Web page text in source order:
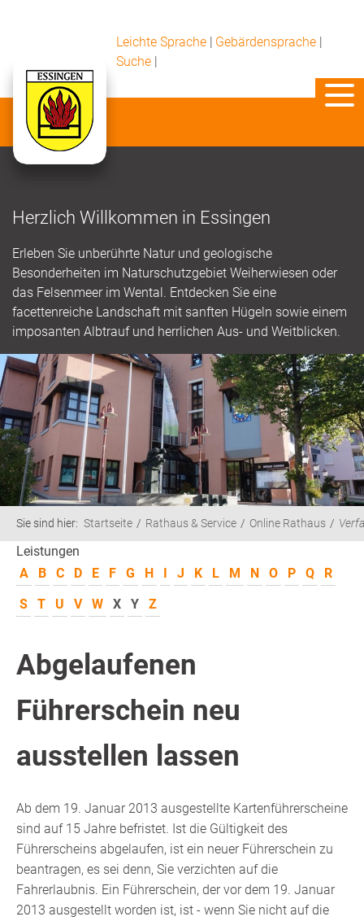
Leichte Sprache | Gebärdensprache |
Suche |
Herzlich Willkommen in Essingen
Erleben Sie unberührte Natur und geologische
Besonderheiten im Naturschutzgebiet Weiherwiesen oder
das Felsenmeer im Wental. Entdecken Sie eine
facettenreiche Landschaft mit sanften Hügeln sowie einem
imposanten Albtrauf und herrlichen Aus- und Weitblicken.
Sie sind hier: Startseite Rathaus & Service Online Rathaus
Leistungen
A
B C D E F G H I J K L M N O P Q
R
S
T U V W X Y Z
Abgelaufenen
Führerschein neu
ausstellen lassen
Ab dem 19. Januar 2013 ausgestellte Kartenführerscheine
sind auf 15 Jahre befristet. Ist die Gültigkeit des
Führerscheins abgelaufen, ist ein neuer Führerschein zu
beantragen, es sei denn, Sie verzichten auf die
Fahrerlaubnis. Ein Führerschein, der vor dem 19. Januar
2013 ausgestellt worden ist, ist - wenn Sie nicht auf die